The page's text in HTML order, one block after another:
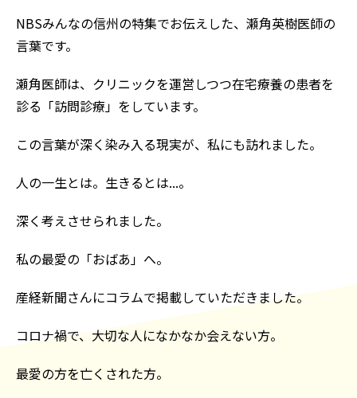
NBSみんなの信州の特集でお伝えした、瀬角英樹医師の
言葉です。
瀬角医師は、クリニックを運営しつつ在宅療養の患者を
診る「訪問診療」をしています。
この言葉が深く染み入る現実が、私にも訪れました。
人の一生とは。生きるとは...。
深く考えさせられました。
私の最愛の「おばあ」へ。
産経新聞さんにコラムで掲載していただきました。
コロナ禍で、大切な人になかなか会えない方。
最愛の方を亡くされた方。